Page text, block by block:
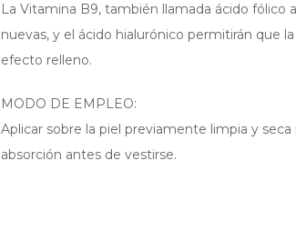
La Vitamina B9, también llamada ácido fólico
nuevas, y el ácido hialurónico permitirán que
efecto relleno.
MODO DE EMPLEO:
Aplicar sobre la piel previamente limpia y
absorción antes de vestirse.